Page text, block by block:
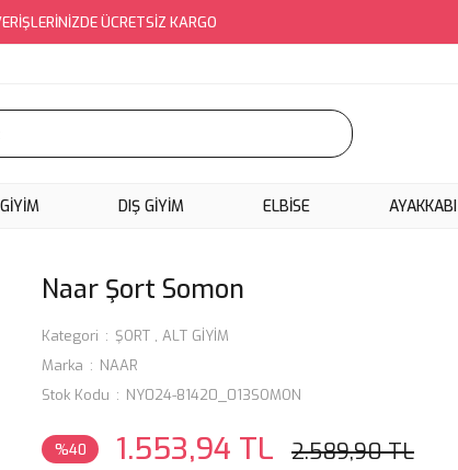
ÜCRETSİZ KARGO
DIŞ GİYİM ELBİSE AYAKKABI
Naar Şort Somon
Kategori ŞORT , ALT GİYİM
Marka
NAAR
Stok Kodu
NY024-81420_013SOMON
%40 1.553,94 TL 2.589,90 TL